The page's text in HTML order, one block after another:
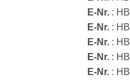
E-Nr. :
E-Nr. :
E-Nr. :
E-Nr. :
E-Nr. :